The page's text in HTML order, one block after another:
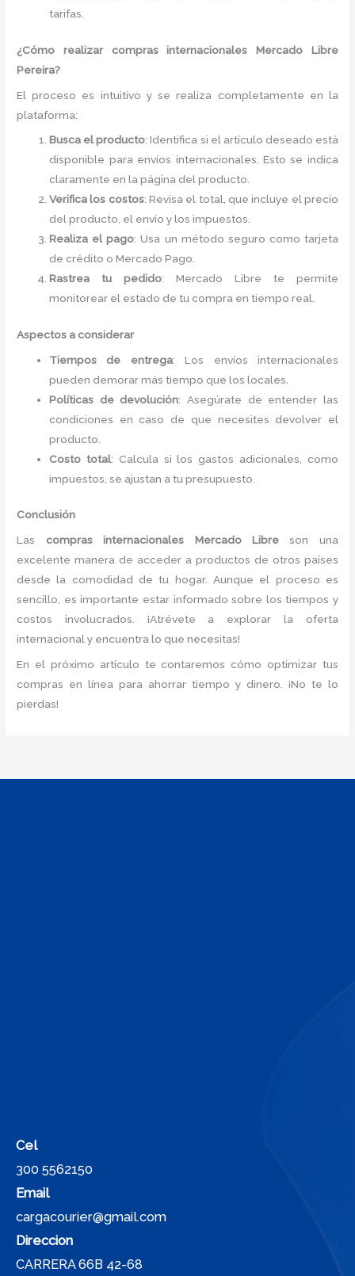
tarifas.
¿Cómo realizar compras internacionales Mercado Libre
Pereira?
El proceso es intuitivo y se realiza completamente en la
plataforma:
Busca el producto: Identifica si el artículo deseado está
disponible para envíos internacionales. Esto se indica
claramente en la página del producto.
Verifica los costos: Revisa el total, que incluye el precio
del producto, el envío y los impuestos.
Realiza el pago: Usa un método seguro como tarjeta
de crédito o Mercado Pago.
Rastrea tu pedido: Mercado Libre te permite
monitorear el estado de tu compra en tiempo real.
Aspectos a considerar
Tiempos de entrega: Los envíos internacionales
pueden demorar más tiempo que los locales.
Políticas de devolución: Asegúrate de entender las
condiciones en caso de que necesites devolver el
producto.
Costo total: Calcula si los gastos adicionales, como
impuestos, se ajustan a tu presupuesto.
Conclusión
Las compras internacionales Mercado Libreson una
excelente manera de acceder a productos de otros países
desde la comodidad de tu hogar. Aunque el proceso es
sencillo, es importante estar informado sobre los tiempos y
costos involucrados. ¡Atrévete a explorar la oferta
internacional y encuentra lo que necesitas!
En el próximo artículo te contaremos cómo optimizar tus
compras en línea para ahorrar tiempo y dinero. ¡No te lo
pierdas!
Cel
300 5562150
Email
cargacourier@gmail.com
Direccion
CARRERA 66B 42-68